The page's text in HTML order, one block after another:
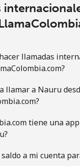
llamadas
llamar a Nauru
tiene una
saldo a mi cuenta